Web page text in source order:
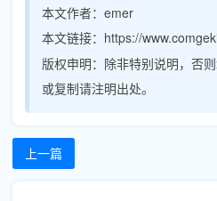
本文作者： emer
本文链接： https://
版权申明： 除非特别说明，否
或复制请注明出处。
上一篇